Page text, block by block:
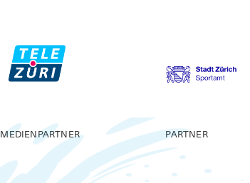
MEDIENPARTNER PARTNER